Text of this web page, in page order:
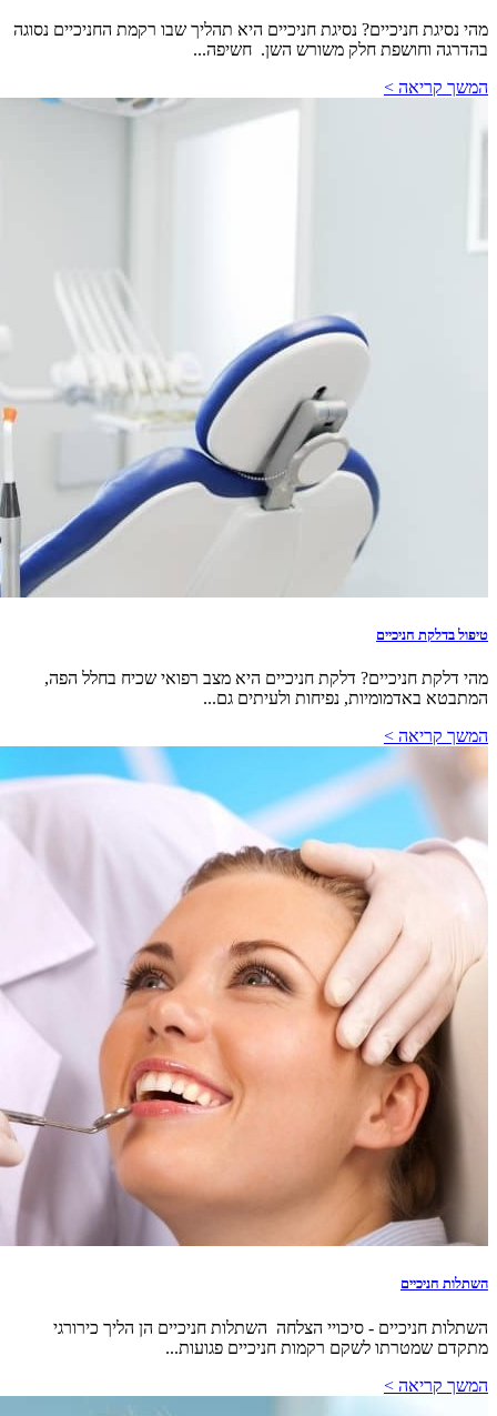
מהי נסיגת חניכיים? נסיגת חניכיים היא תהליך שבו רקמת החניכיים נסוגה
בהדרגה וחושפת חלק משורש השן. חשיפה...
המשך קריאה >
טיפול בדלקת חניכיים
מהי דלקת חניכיים? דלקת חניכיים היא מצב רפואי שכיח בחלל הפה,
המתבטא באדמומיות, נפיחות ולעיתים גם...
המשך קריאה >
השתלות חניכיים
השתלות חניכיים - סיכויי הצלחה השתלות חניכיים הן הליך כירורגי
מתקדם שמטרתו לשקם רקמות חניכיים פגועות...
המשך קריאה >